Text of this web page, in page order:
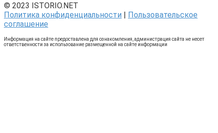
© 2023 ISTORIO.NET
Политика конфиденциальности | Пользовательское
соглашение
Информация на сайте предоставлена для ознакомления, администрация сайта не несет
ответственности за использование размещенной на сайте информации